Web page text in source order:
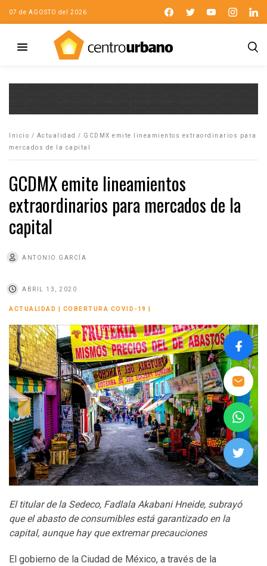
07 de AGOSTO del 2026
Inicio / Actualidad / GCDMX emite lineamientos extraordinarios para
mercados de la capital
GCDMX emite lineamientos
extraordinarios para mercados de la
capital
ANTONIO GARCÍA
ABRIL 13, 2020
ACTUALIDAD COBERTURA COVID-19
El titular de la Sedeco, Fadlala Akabani Hneide, subrayó
que el abasto de consumibles está garantizado en la
capital, aunque hay que extremar precauciones
El gobierno de la Ciudad de México, a través de la